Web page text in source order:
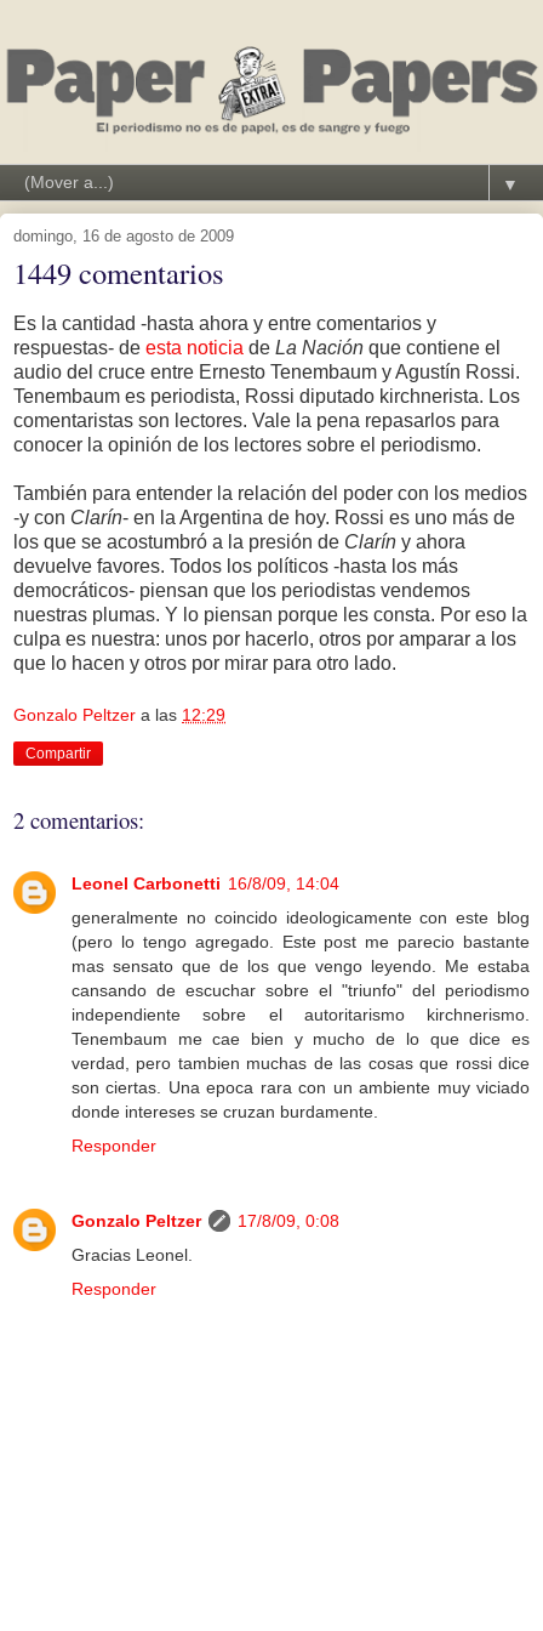
▼
domingo, 16 de agosto de 2009
1449 comentarios
Es la cantidad -hasta ahora y entre comentarios y
respuestas- de esta noticia de La Nación que contiene el
audio del cruce entre Ernesto Tenembaum y Agustín Rossi.
Tenembaum es periodista, Rossi diputado kirchnerista. Los
comentaristas son lectores. Vale la pena repasarlos para
conocer la opinión de los lectores sobre el periodismo.
También para entender la relación del poder con los medios
-y con Clarín- en la Argentina de hoy. Rossi es uno más de
los que se acostumbró a la presión de Clarín y ahora
devuelve favores. Todos los políticos -hasta los más
democráticos- piensan que los periodistas vendemos
nuestras plumas. Y lo piensan porque les consta. Por eso la
culpa es nuestra: unos por hacerlo, otros por amparar a los
que lo hacen y otros por mirar para otro lado.
Gonzalo Peltzer a las 12:29
Compartir
2 comentarios:
Leonel Carbonetti 16/8/09, 14:04
generalmente no coincido ideologicamente con este blog
(pero lo tengo agregado. Este post me parecio bastante
mas sensato que de los que vengo leyendo. Me estaba
cansando de escuchar sobre el "triunfo" del periodismo
independiente sobre el autoritarismo kirchnerismo.
Tenembaum me cae bien y mucho de lo que dice es
verdad, pero tambien muchas de las cosas que rossi dice
son ciertas. Una epoca rara con un ambiente muy viciado
donde intereses se cruzan burdamente.
Responder
Gonzalo Peltzer
17/8/09, 0:08
Gracias Leonel.
Responder